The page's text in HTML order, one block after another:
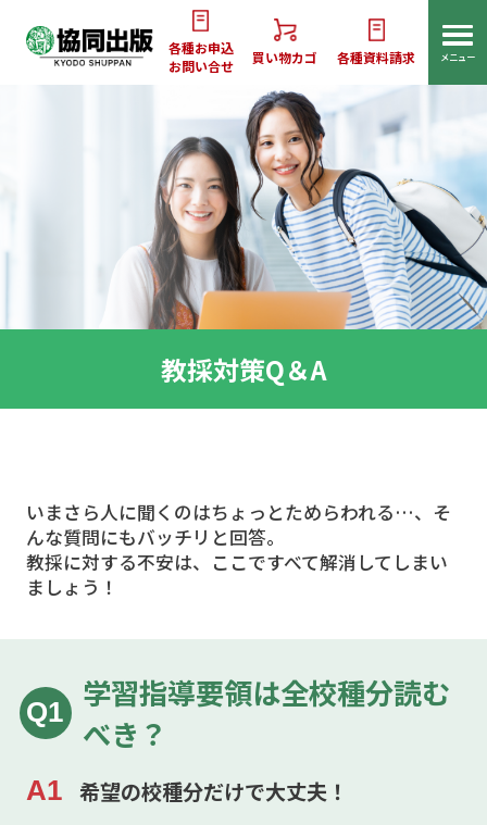
各種お申込
お問い合せ
買い物カゴ 各種資料請求 メニュー
教採対策Q＆A
いまさら人に聞くのはちょっとためらわれる…、そ
んな質問にもバッチリと回答。
教採に対する不安は、ここですべて解消してしまい
ましょう！
Q1
学習指導要領は全校種分読む
べき？
A1 希望の校種分だけで大丈夫！